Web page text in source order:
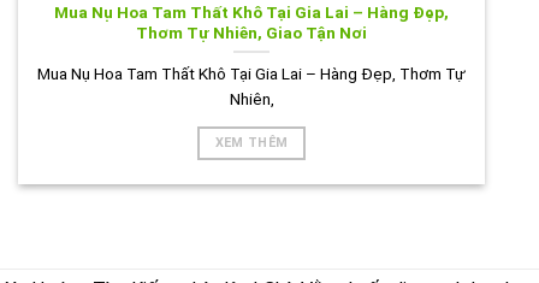
Mua Nụ Hoa Tam Thất Khô Tại Gia Lai – Hàng Đẹp,
Thơm Tự Nhiên, Giao Tận Nơi
Mua Nụ Hoa Tam Thất Khô Tại Gia Lai – Hàng Đẹp, Thơm Tự
Nhiên,
XEM THÊM